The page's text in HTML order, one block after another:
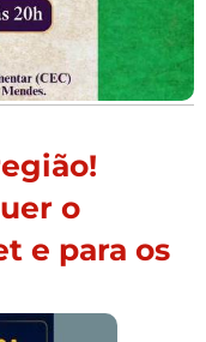
o
e para os